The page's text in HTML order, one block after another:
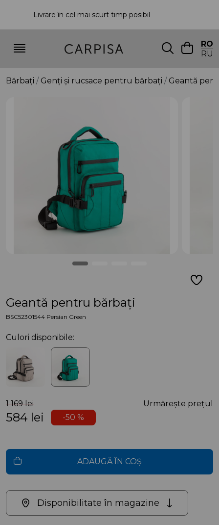
Livrare în cel mai scurt timp posibil
RO
RU
Bărbați Genți și rucsace pentru bărbați Geantă
Geantă pentru bărbați
BSC52301544 Persian Green
Culori disponibile:
1 169 lei Urmărește prețul
584 lei -50 %
ADAUGĂ ÎN COȘ
Disponibilitate în magazine